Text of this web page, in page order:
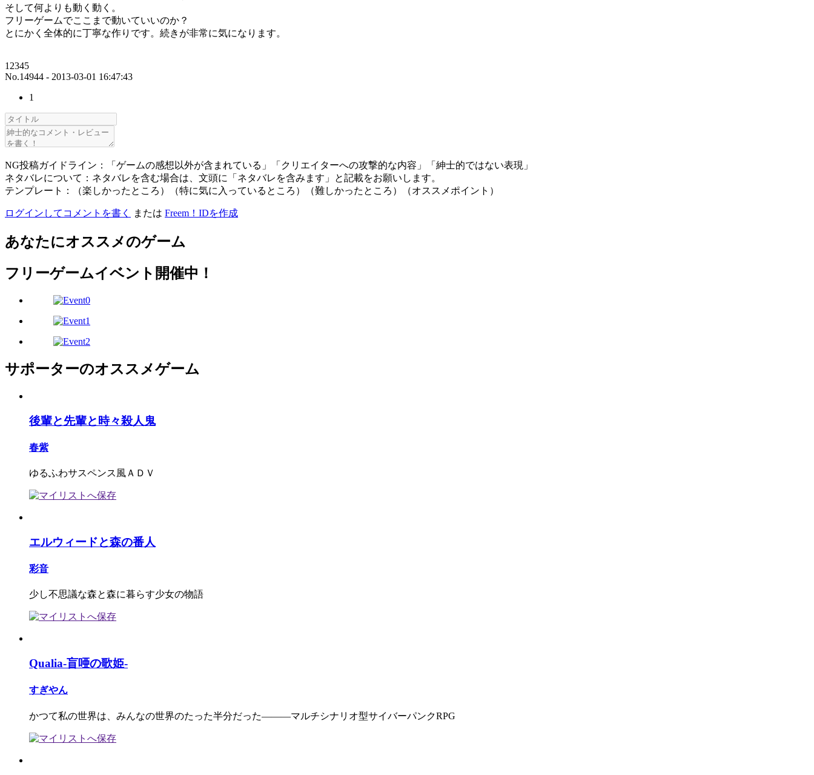
そして何よりも動く動く。
フリーゲームでここまで動いていいのか？
とにかく全体的に丁寧な作りです。続きが非常に気になります。
12345
No.14944 - 2013-03-01 16:47:43
1
NG投稿ガイドライン：「ゲームの感想以外が含まれている」「クリエイターへの攻撃的な内容」「紳士的ではない表現」
ネタバレについて：ネタバレを含む場合は、文頭に「ネタバレを含みます」と記載をお願いします。
テンプレート：（楽しかったところ）（特に気に入っているところ）（難しかったところ）（オススメポイント）
ログインしてコメントを書く または Freem！IDを作成
あなたにオススメのゲーム
フリーゲームイベント開催中！
サポーターのオススメゲーム
後輩と先輩と時々殺人鬼
春紫
ゆるふわサスペンス風ＡＤＶ
エルウィードと森の番人
彩音
少し不思議な森と森に暮らす少女の物語
Qualia-盲唖の歌姫-
すぎやん
かつて私の世界は、みんなの世界のたった半分だった―――マルチシナリオ型サイバーパンクRPG